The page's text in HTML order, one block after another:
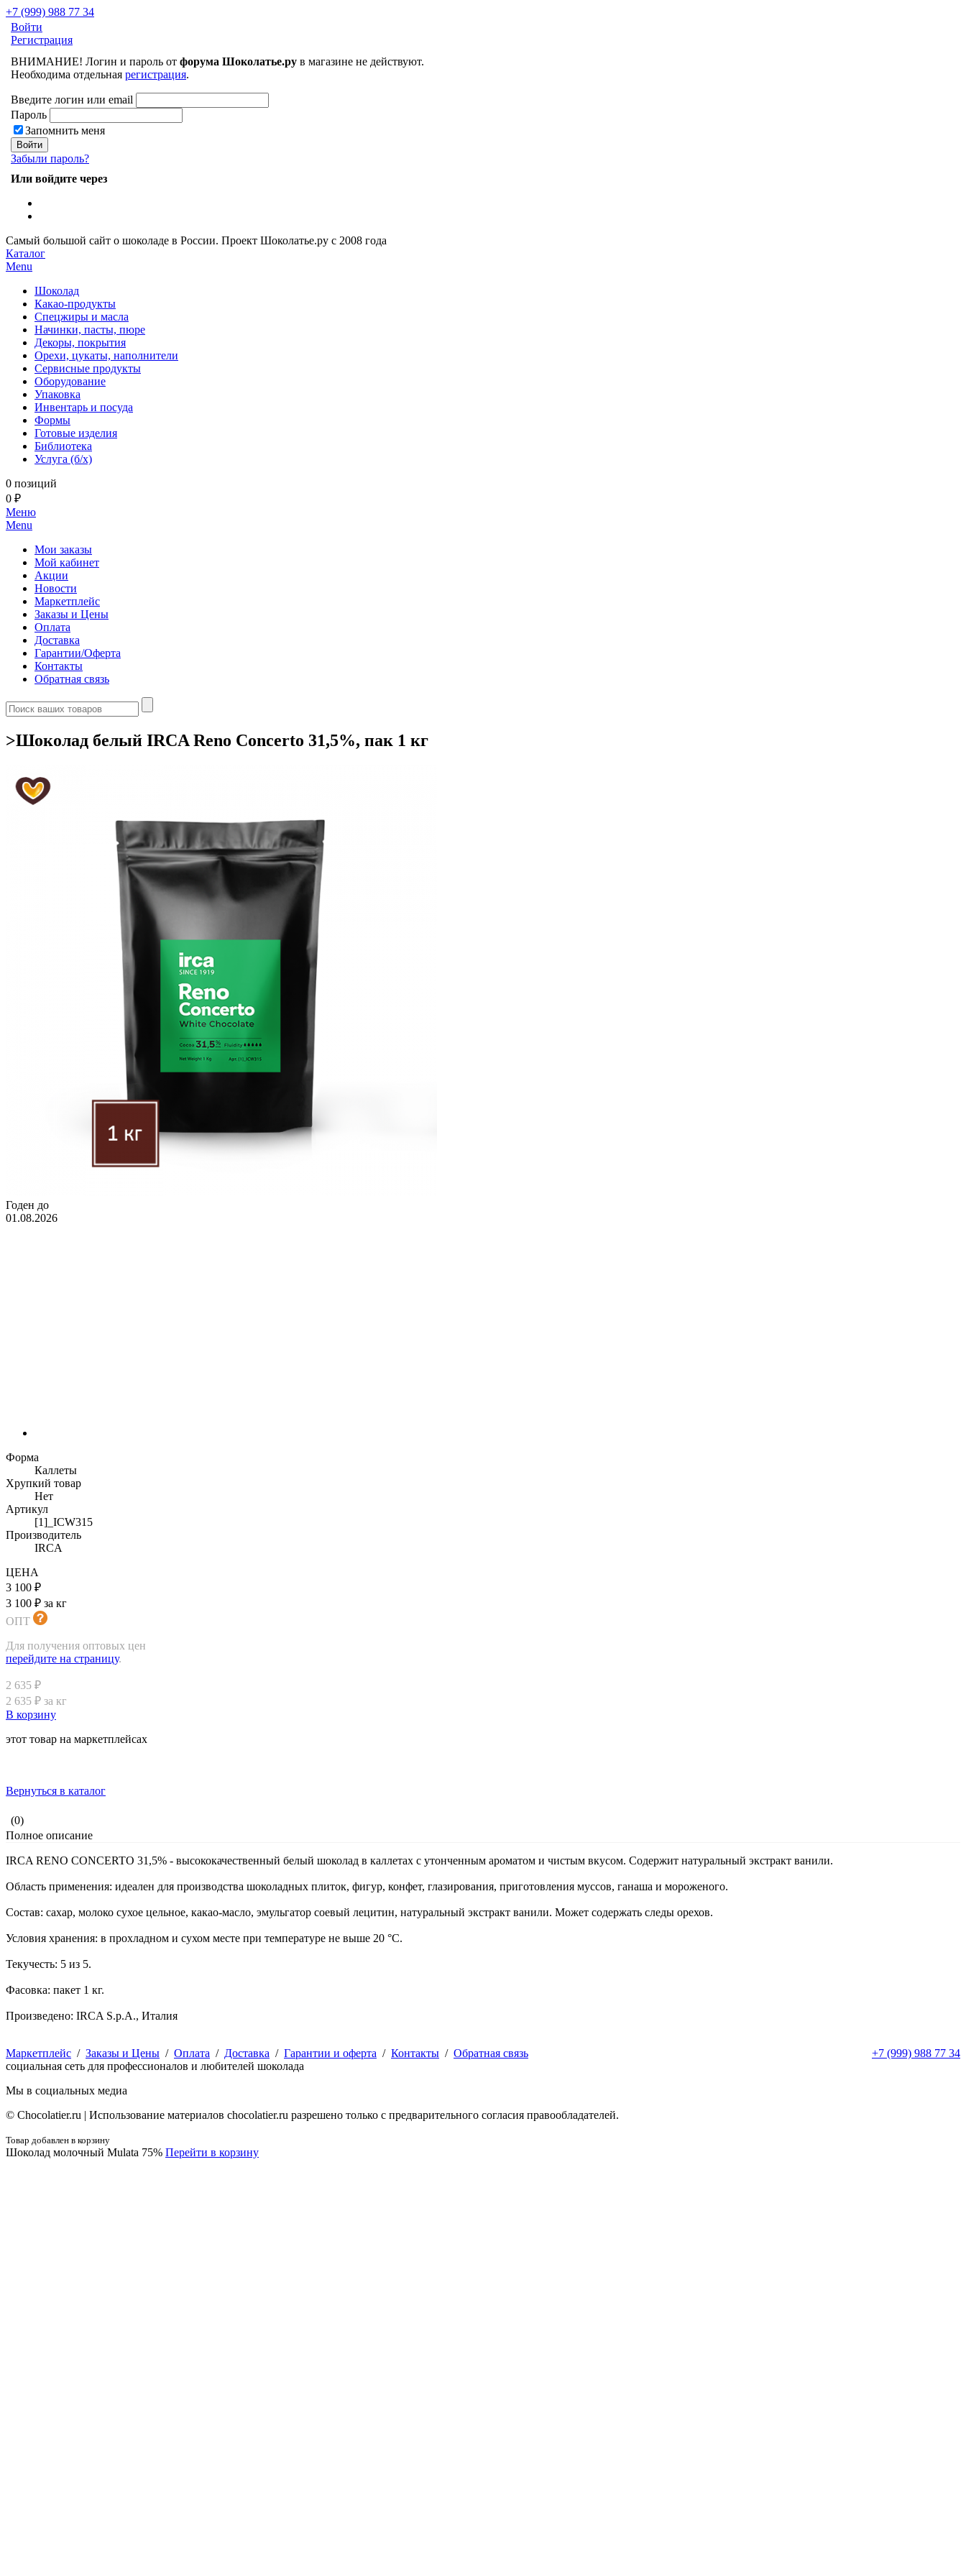
+7 (999) 988 77 34
Войти
Регистрация
ВНИМАНИЕ! Логин и пароль от форума Шоколатье.ру в магазине не действуют.
Необходима отдельная регистрация.
Введите логин или email
Пароль
Запомнить меня
Забыли пароль?
Или войдите через
Самый большой сайт о шоколаде в России. Проект Шоколатье.ру с 2008 года
Каталог
Menu
Шоколад
Какао-продукты
Спецжиры и масла
Начинки, пасты, пюре
Декоры, покрытия
Орехи, цукаты, наполнители
Сервисные продукты
Оборудование
Упаковка
Инвентарь и посуда
Формы
Готовые изделия
Библиотека
Услуга (б/х)
0 позиций
0 ₽
Меню
Menu
Мои заказы
Мой кабинет
Акции
Новости
Маркетплейс
Заказы и Цены
Оплата
Доставка
Гарантии/Оферта
Контакты
Обратная связь
>Шоколад белый IRCA Reno Concerto 31,5%, пак 1 кг
Годен до
01.08.2026
Форма
Каллеты
Хрупкий товар
Нет
Артикул
[1]_ICW315
Производитель
IRCA
ЦЕНА
3 100 ₽
3 100 ₽ за кг
ОПТ
Для получения оптовых цен
перейдите на страницу.
2 635 ₽
2 635 ₽ за кг
В корзину
этот товар на маркетплейсах
Вернуться в каталог
(0)
Полное описание
IRCA RENO CONCERTO 31,5% - высококачественный белый шоколад в каллетах c утонченным ароматом и чистым вкусом. Содержит натуральный экстракт ванили.
Область применения: идеален для производства шоколадных плиток, фигур, конфет, глазирования, приготовления муссов, ганаша и мороженого.
Состав: сахар, молоко сухое цельное, какао-масло, эмульгатор соевый лецитин, натуральный экстракт ванили. Может содержать следы орехов.
Условия хранения: в прохладном и сухом месте при температуре не выше 20 °C.
Текучесть: 5 из 5.
Фасовка: пакет 1 кг.
Произведено: IRCA S.p.A., Италия
+7 (999) 988 77 34
Маркетплейс / Заказы и Цены / Оплата / Доставка / Гарантии и оферта / Контакты / Обратная связь
социальная сеть для профессионалов и любителей шоколада
Мы в социальных медиа
© Сhocolatier.ru | Использование материалов chocolatier.ru разрешено только с предварительного согласия правообладателей.
Товар добавлен в корзину
Шоколад молочный Mulata 75% Перейти в корзину